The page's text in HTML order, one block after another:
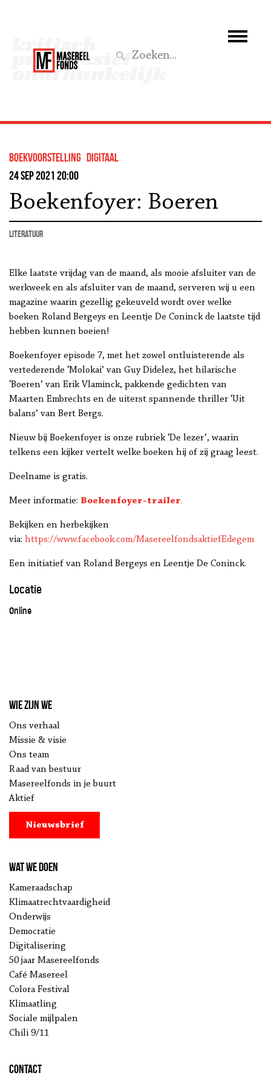
Wat we doen
Aktief
boekvoorstelling Digitaal
24 sep 2021 20:00
Boekenfoyer: Boeren
literatuur
Elke laatste vrijdag van de maand, als mooie afsluiter van de
werkweek en als afsluiter van de maand, serveren wij u een
magazine waarin gezellig gekeuveld wordt over welke
boeken Roland Bergeys en Leentje De Coninck de laatste tijd
hebben kunnen boeien!
Boekenfoyer episode 7, met het zowel ontluisterende als
vertederende ‘Molokai’ van Guy Didelez, het hilarische
‘Boeren’ van Erik Vlaminck, pakkende gedichten van
Maarten Embrechts en de uiterst spannende thriller ‘Uit
balans’ van Bert Bergs.
Nieuw bij Boekenfoyer is onze rubriek ‘De lezer’, waarin
telkens een kijker vertelt welke boeken hij of zij graag leest.
Deelname is gratis.
Meer informatie: Boekenfoyer-trailer.
Bekijken en herbekijken
via: https://www.facebook.com/MasereelfondsaktiefEdegem
Een initiatief van Roland Bergeys en Leentje De Coninck.
Locatie
Online
Wie zijn we
Ons verhaal
Missie & visie
Ons team
Raad van bestuur
Masereelfonds in je buurt
Aktief
Nieuwsbrief
Wat we doen
Kameraadschap
Klimaatrechtvaardigheid
Onderwijs
Democratie
Digitalisering
50 jaar Masereelfonds
Café Masereel
Colora Festival
Klimaatling
Sociale mijlpalen
Chili 9/11
Contact